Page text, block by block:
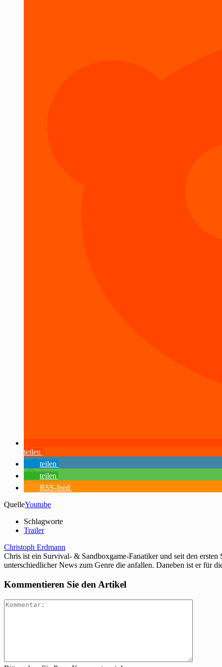
teilen
teilen
teilen
RSS-feed
QuelleYoutube
Schlagworte
Trailer
Christoph Erdmann
Chris ist ein Survival- & Sandboxgame-Fanatiker und seit den
unterschiedlicher News zum Genre die anfallen. Daneben ist er für
Kommentieren Sie den Artikel